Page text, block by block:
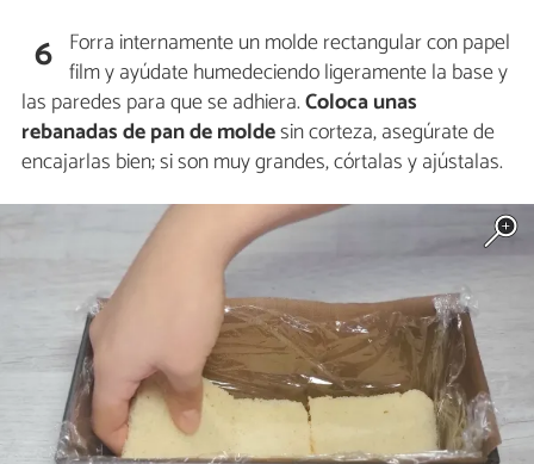
6 Forra internamente un molde rectangular con papel
film y ayúdate humedeciendo ligeramente la base y
las paredes para que se adhiera.Coloca unas
rebanadas de pan de moldesin corteza, asegúrate de
encajarlas bien; si son muy grandes, córtalas y ajústalas.